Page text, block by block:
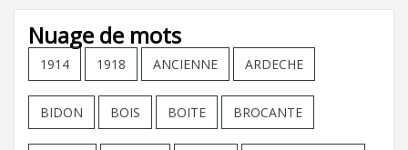
Nuage de mots
1914 1918 ANCIENNE ARDECHE
BIDON BOIS BOITE BROCANTE